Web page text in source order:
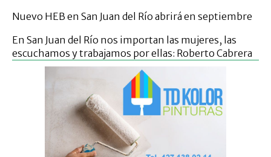
Nuevo HEB en San Juan del Río abrirá en septiembre
En San Juan del Río nos importan las mujeres, las
escuchamos y trabajamos por ellas: Roberto Cabrera